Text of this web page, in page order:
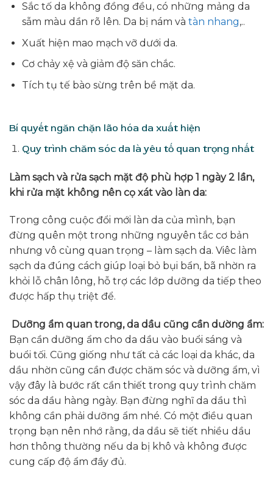
Sắc tố da không đồng đều, có những mảng da
sẫm màu dần rõ lên. Da bị nám và tàn nhang,..
Xuất hiện mao mạch vỡ dưới da.
Cơ chảy xệ và giảm độ săn chắc.
Tích tụ tế bào sừng trên bề mặt da.
Bí quyết ngăn chặn lão hóa da xuất hiện
Quy trình chăm sóc da là yêu tố quan trọng nhất
Làm sạch và rửa sạch mặt độ phù hợp 1 ngày 2 lần,
khi rửa mặt không nên cọ xát vào làn da:
Trong công cuộc đổi mới làn da của mình, bạn
đừng quên một trong những nguyên tắc cơ bản
nhưng vô cùng quan trọng – làm sạch da. Viêc làm
sạch da đúng cách giúp loại bỏ bụi bẩn, bã nhờn ra
khỏi lỗ chân lông, hỗ trợ các lớp dưỡng da tiếp theo
được hấp thụ triệt để.
Dưỡng ẩm quan trong, da dầu cũng cần dường ẩm:
Bạn cần dưỡng ẩm cho da dầu vào buổi sáng và
buổi tối. Cũng giống như tất cả các loại da khác, da
dầu nhờn cũng cần được chăm sóc và dưỡng ẩm, vì
vậy đây là bước rất cần thiết trong quy trình chăm
sóc da dầu hàng ngày. Bạn đừng nghĩ da dầu thì
không cần phải dưỡng ẩm nhé. Có một điều quan
trọng bạn nên nhớ rằng, da dầu sẽ tiết nhiều dầu
hơn thông thường nếu da bị khô và không được
cung cấp độ ẩm đầy đủ.